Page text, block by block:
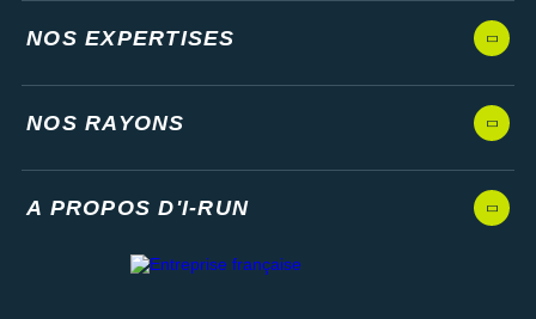
NOS EXPERTISES
NOS RAYONS
A PROPOS D'I-RUN